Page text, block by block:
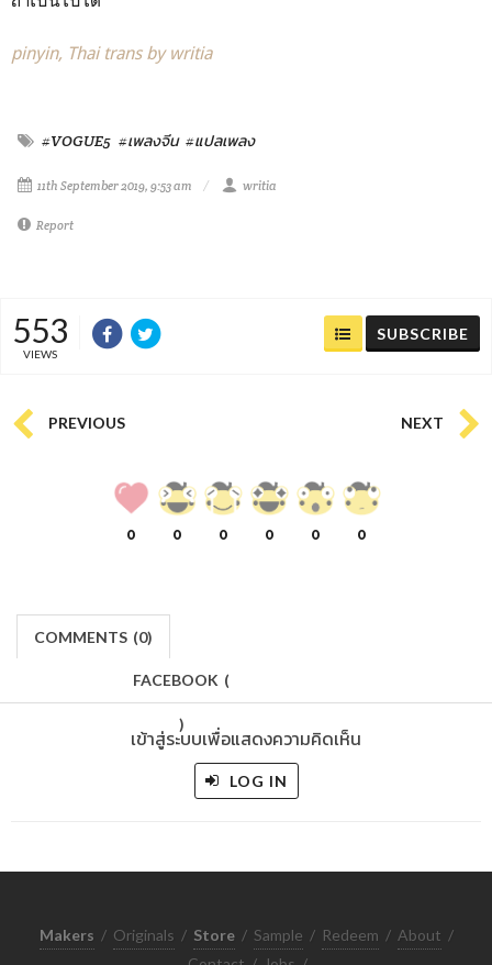
pinyin, Thai trans by writia
#VOGUE5 #เพลงจีน #แปลเพลง
11th September 2019, 9:53 am writia
Report
553
VIEWS
SUBSCRIBE
PREVIOUS NEXT
0 0 0 0 0 0
COMMENTS (0)
FACEBOOK (
)
เข้าสู่ระบบเพื่อแสดงความคิดเห็น
LOG IN
Makers / Originals / Store / Sample / Redeem / About /